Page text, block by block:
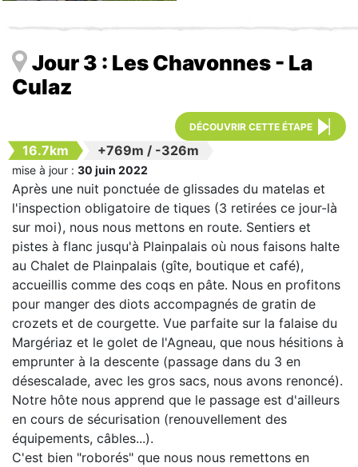
Jour 3 : Les Chavonnes - La
Culaz
DÉCOUVRIR CETTE ÉTAPE
16.7km +769m / -326m
mise à jour : 30 juin 2022
Après une nuit ponctuée de glissades du matelas et
l'inspection obligatoire de tiques (3 retirées ce jour-là
sur moi), nous nous mettons en route. Sentiers et
pistes à flanc jusqu'à Plainpalais où nous faisons halte
au Chalet de Plainpalais (gîte, boutique et café),
accueillis comme des coqs en pâte. Nous en profitons
pour manger des diots accompagnés de gratin de
crozets et de courgette. Vue parfaite sur la falaise du
Margériaz et le golet de l'Agneau, que nous hésitions à
emprunter à la descente (passage dans du 3 en
désescalade, avec les gros sacs, nous avons renoncé).
Notre hôte nous apprend que le passage est d'ailleurs
en cours de sécurisation (renouvellement des
équipements, câbles...).
C'est bien "roborés" que nous nous remettons en